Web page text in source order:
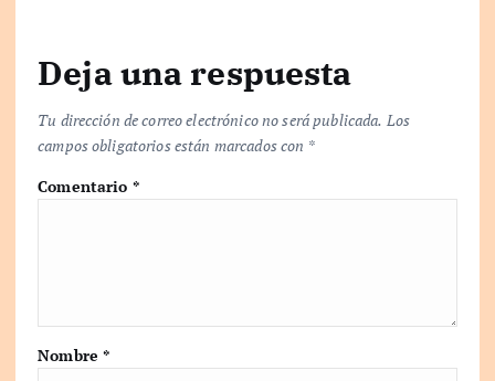
Deja una respuesta
Tu dirección de correo electrónico no será publicada. Los
campos obligatorios están marcados con *
Comentario *
Nombre*